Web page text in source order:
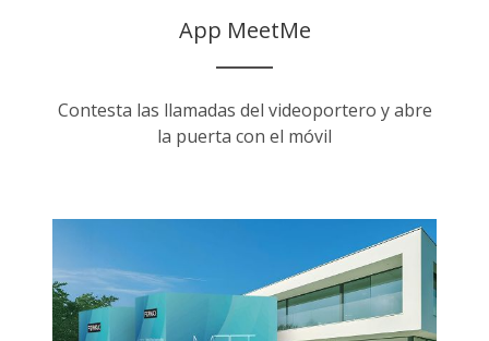
App MeetMe
Contesta las llamadas del videoportero y abre
la puerta con el móvil